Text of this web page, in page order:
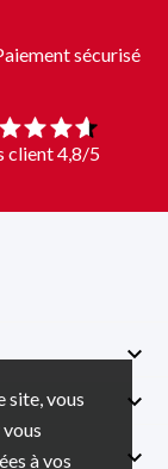
site, vous
à vos
sécurisé
client 4,8/5


